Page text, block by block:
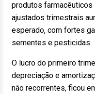
produtos farmacêuticos
ajustados trimestrais
esperado, com fortes
sementes e pesticidas.
O lucro do primeiro
depreciação e
não recorrentes, ficou